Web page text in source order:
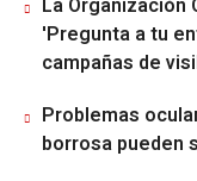
La Organización
'Pregunta a tu
campañas de
Problemas
borrosa pueden